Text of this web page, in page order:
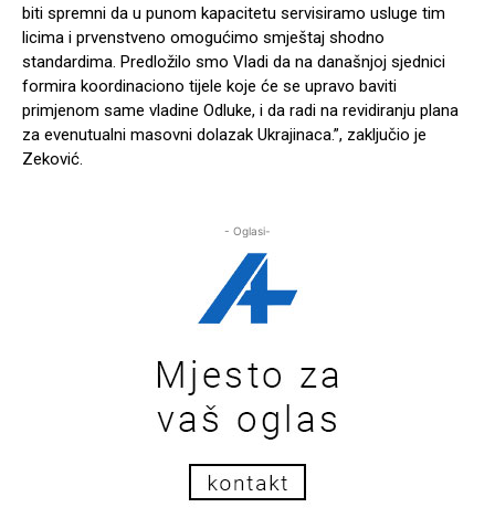
biti spremni da u punom kapacitetu servisiramo usluge tim
licima i prvenstveno omogućimo smještaj shodno
standardima. Predložilo smo Vladi da na današnjoj sjednici
formira koordinaciono tijele koje će se upravo baviti
primjenom same vladine Odluke, i da radi na revidiranju plana
za evenutualni masovni dolazak Ukrajinaca.”, zaključio je
Zeković.
- Oglasi-